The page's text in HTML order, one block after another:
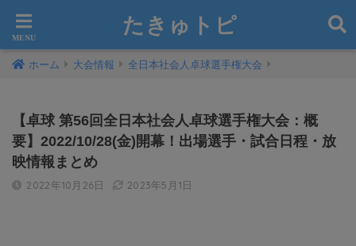
たきゅトピ
ホーム 大会情報 全日本社会人卓球選手権大会
【卓球 第56回全日本社会人卓球選手権大会：概
要】2022/10/28(金)開幕！出場選手・試合日程・放
映情報まとめ
2022年10月26日 2023年5月1日